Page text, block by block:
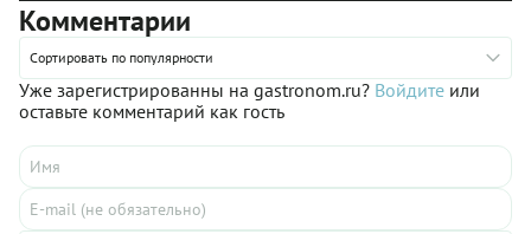
Комментарии
Сортировать по популярности
Уже зарегистрированны на gastronom.ru? Войдите или
оставьте комментарий как гость